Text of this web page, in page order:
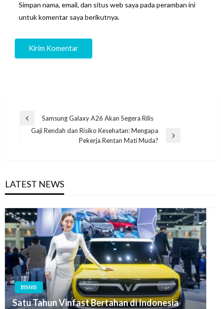
Simpan nama, email, dan situs web saya pada peramban ini
untuk komentar saya berikutnya.
Navigasi
pos
Previous
Post
Samsung Galaxy A26 Akan Segera Rilis
Gaji Rendah dan Risiko Kesehatan: Mengapa
Pekerja Rentan Mati Muda?
LATEST NEWS
BISNIS
Satu Tahun Vinfast Bertahan di Indonesia